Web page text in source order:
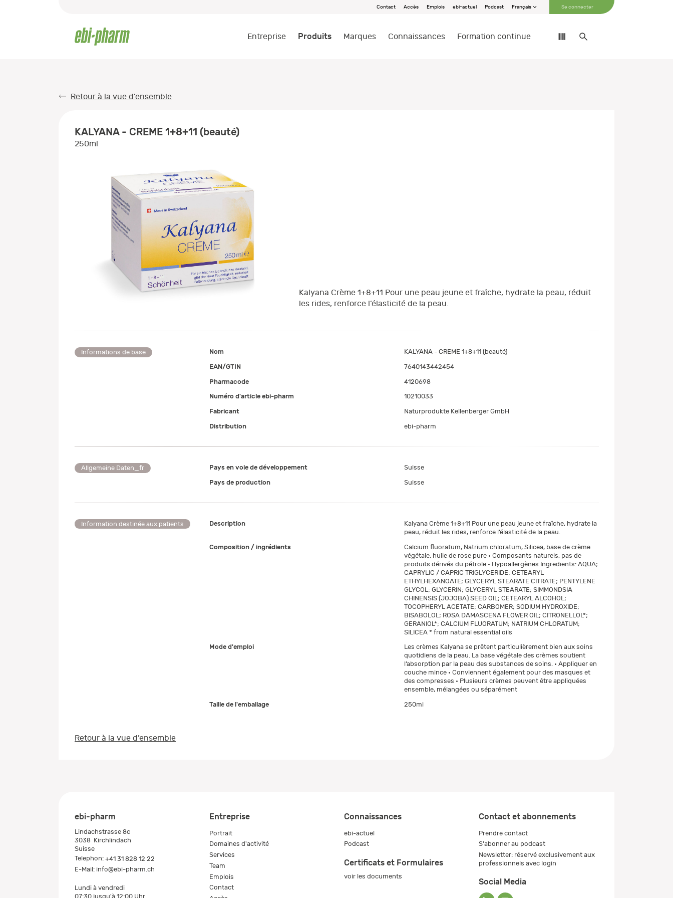
Contact Accès Emplois ebi-actuel Podcast Français Se connecter
Entreprise Produits Marques Connaissances Formation continue
Retour à la vue d’ensemble
KALYANA - CREME 1+8+11 (beauté)
250ml
Kalyana Crème 1+8+11 Pour une peau jeune et fraîche, hydrate la peau, réduit
les rides, renforce l’élasticité de la peau.
Informations de base Nom
KALYANA - CREME 1+8+11 (beauté)
EAN/GTIN
7640143442454
Pharmacode
4120698
Numéro d'article ebi-pharm
10210033
Fabricant
Naturprodukte Kellenberger GmbH
Distribution
ebi-pharm
Allgemeine Daten_fr Pays en voie de développement
Suisse
Pays de production
Suisse
Information destinée aux patients Description
Kalyana Crème 1+8+11 Pour une peau jeune et fraîche, hydrate la
peau, réduit les rides, renforce l’élasticité de la peau.
Composition / ingrédients
Calcium fluoratum, Natrium chloratum, Silicea, base de crème
végétale, huile de rose pure • Composants naturels, pas de
produits dérivés du pétrole • Hypoallergènes Ingredients: AQUA;
CAPRYLIC / CAPRIC TRIGLYCERIDE; CETEARYL
ETHYLHEXANOATE; GLYCERYL STEARATE CITRATE; PENTYLENE
GLYCOL; GLYCERIN; GLYCERYL STEARATE; SIMMONDSIA
CHINENSIS (JOJOBA) SEED OIL; CETEARYL ALCOHOL;
TOCOPHERYL ACETATE; CARBOMER; SODIUM HYDROXIDE;
BISABOLOL; ROSA DAMASCENA FLOWER OIL; CITRONELLOL*;
GERANIOL*; CALCIUM FLUORATUM; NATRIUM CHLORATUM;
SILICEA * from natural essential oils
Mode d'emploi
Les crèmes Kalyana se prêtent particulièrement bien aux soins
quotidiens de la peau. La base végétale des crèmes soutient
l’absorption par la peau des substances de soins. • Appliquer en
couche mince • Conviennent également pour des masques et
des compresses • Plusieurs crèmes peuvent être appliquées
ensemble, mélangées ou séparément
Taille de l'emballage
250ml
Retour à la vue d’ensemble
ebi-pharm
Lindachstrasse 8c
3038 Kirchlindach
Suisse
Telephon: +41 31 828 12 22
E-Mail: info@ebi-pharm.ch
Lundi à vendredi
07:30 jusqu'à 12:00 Uhr
Entreprise
Portrait
Domaines d'activité
Services
Team
Emplois
Contact
Connaissances
ebi-actuel
Podcast
Certificats et Formulaires
voir les documents
Contact et abonnements
Prendre contact
S'abonner au podcast
Newsletter: réservé exclusivement aux
professionnels avec login
Social Media